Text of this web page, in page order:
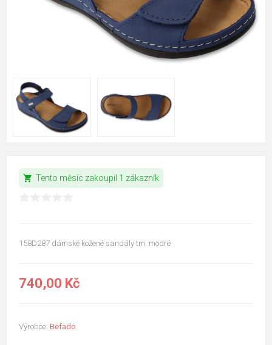
shopping_cart Tento měsíc zakoupil 1 zákazník
158D287 dámské kožené sandály tm. modré
740,00 Kč
Výrobce: Befado